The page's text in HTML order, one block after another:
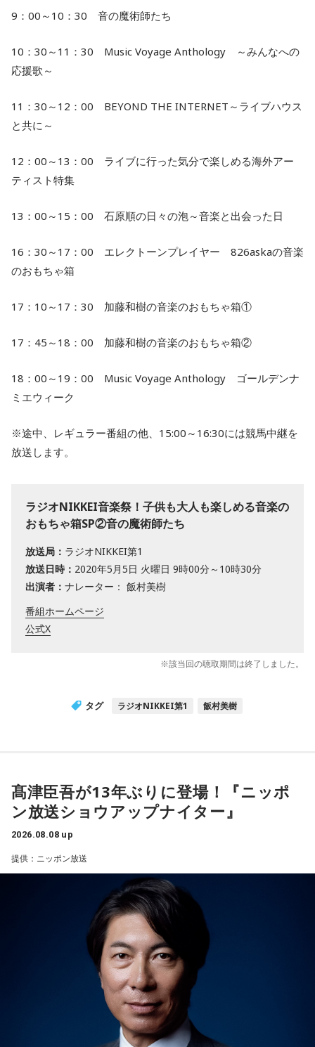
9：00～10：30 音の魔術師たち
10：30～11：30 Music Voyage Anthology ～みんなへの
応援歌～
11：30～12：00 BEYOND THE INTERNET～ライブハウス
と共に～
12：00～13：00 ライブに行った気分で楽しめる海外アー
ティスト特集
13：00～15：00 石原順の日々の泡～音楽と出会った日
16：30～17：00 エレクトーンプレイヤー 826askaの音楽
のおもちゃ箱
17：10～17：30 加藤和樹の音楽のおもちゃ箱①
17：45～18：00 加藤和樹の音楽のおもちゃ箱②
18：00～19：00 Music Voyage Anthology ゴールデンナ
ミエウィーク
※途中、レギュラー番組の他、15:00～16:30には競馬中継を
放送します。
ラジオNIKKEI音楽祭！子供も大人も楽しめる音楽の
おもちゃ箱SP②音の魔術師たち
放送局： ラジオNIKKEI第1
放送日時： 2020年5月5日 火曜日 9時00分～10時30分
出演者： ナレーター： 飯村美樹
番組ホームページ
公式X
※該当回の聴取期間は終了しました。
タグ ラジオNIKKEI第1 飯村美樹
髙津臣吾が13年ぶりに登場！『ニッポ
ン放送ショウアップナイター』
2026.08.08 up
提供：ニッポン放送